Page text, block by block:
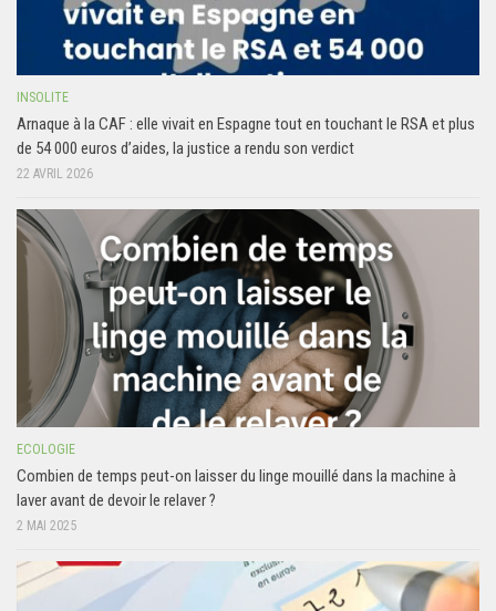
INSOLITE
Arnaque à la CAF : elle vivait en Espagne tout en touchant le RSA et plus
de 54 000 euros d’aides, la justice a rendu son verdict
22 AVRIL 2026
ECOLOGIE
Combien de temps peut-on laisser du linge mouillé dans la machine à
laver avant de devoir le relaver ?
2 MAI 2025